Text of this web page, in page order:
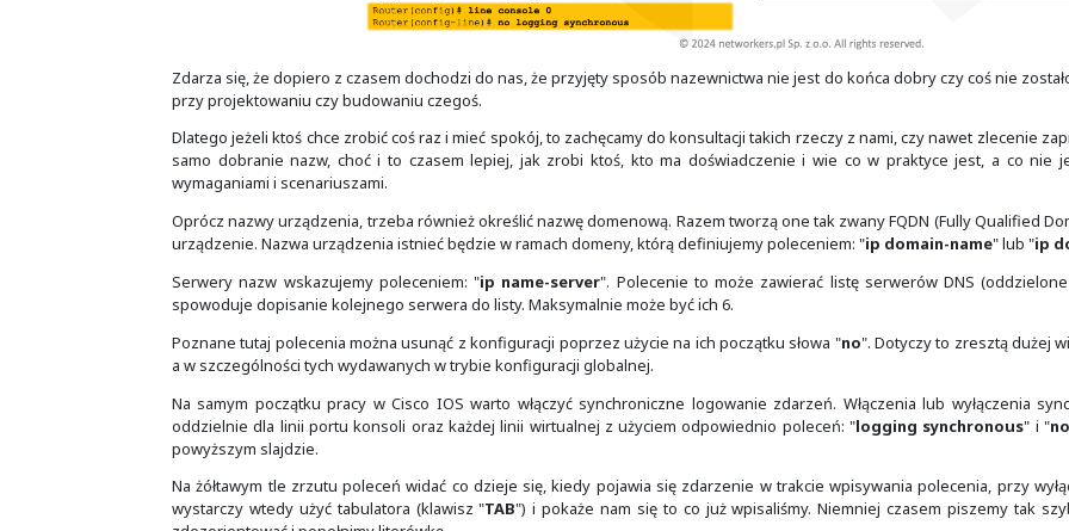
Zdarza się, że dopiero z czasem dochodzi do nas, że przyjęty sposób nazewnictwa nie jest
przy projektowaniu czy budowaniu czegoś.
Dlatego jeżeli ktoś chce zrobić coś raz i mieć spokój, to zachęcamy do konsultacji takich
samo dobranie nazw, choć i to czasem lepiej, jak zrobi ktoś, kto ma doświadczenie i
wymaganiami i scenariuszami.
Oprócz nazwy urządzenia, trzeba również określić nazwę domenową. Razem tworzą one tak
urządzenie. Nazwa urządzenia istnieć będzie w ramach domeny, którą definiujemy